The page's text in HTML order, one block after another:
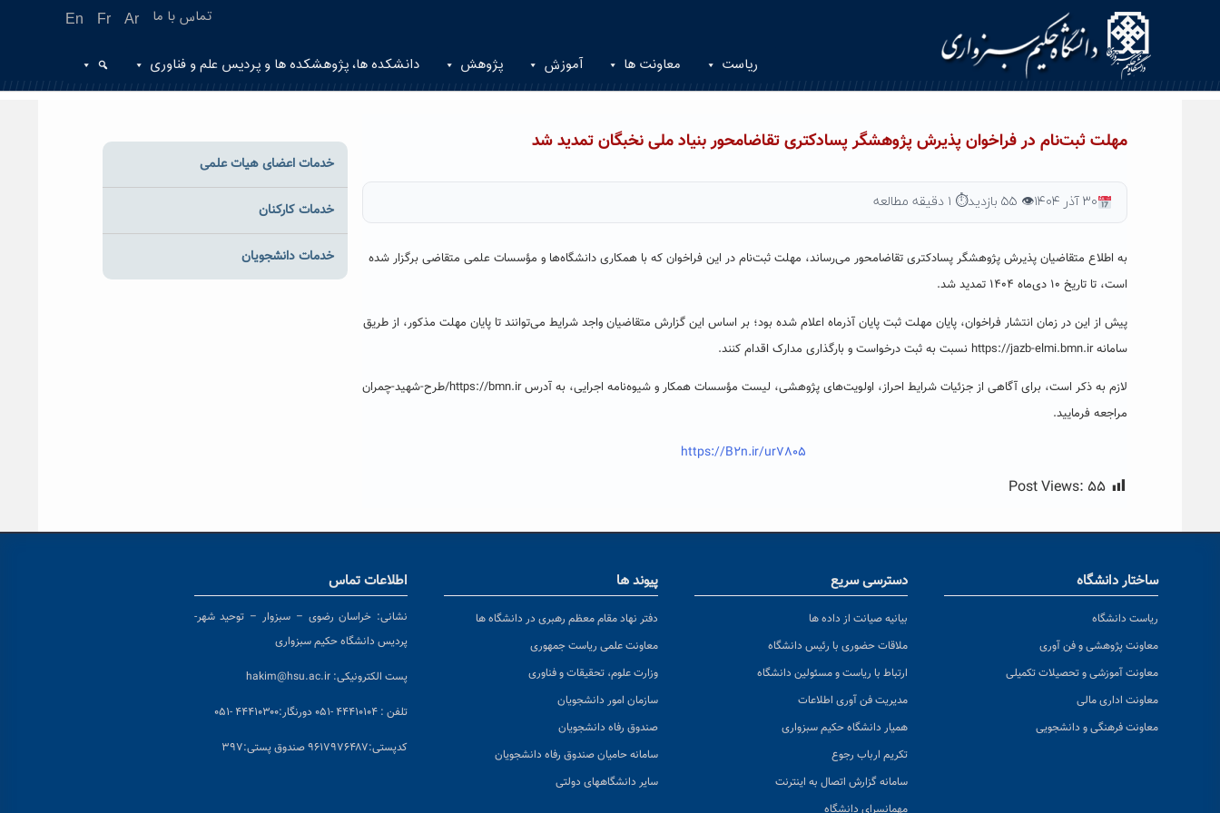
En Fr Ar تماس با ما
ریاست معاونت ها آموزش پژوهش دانشکده ها، پژوهشکده ها و پردیس علم و فناوری
مهلت ثبت‌نام در فراخوان پذیرش پژوهشگر پسادکتری تقاضامحور بنیاد ملی نخبگان تمدید شد
۳۰ آذر ۱۴۰۴ 👁 ۵۵ بازدید ⏱ ۱ دقیقه مطالعه
به اطلاع متقاضیان پذیرش پژوهشگر پسادکتری تقاضامحور می‌رساند، مهلت ثبت‌نام در این فراخوان که با همکاری دانشگاه‌ها و مؤسسات علمی متقاضی برگزار شده
است، تا تاریخ ۱۰ دی‌ماه ۱۴۰۴ تمدید شد.
پیش از این در زمان انتشار فراخوان، پایان مهلت ثبت پایان آذرماه اعلام شده بود؛ بر اساس این گزارش متقاضیان واجد شرایط می‌توانند تا پایان مهلت مذکور، از طریق
سامانه https://jazb-elmi.bmn.ir نسبت به ثبت درخواست و بارگذاری مدارک اقدام کنند.
لازم به ذکر است، برای آگاهی از جزئیات شرایط احراز، اولویت‌های پژوهشی، لیست مؤسسات همکار و شیوه‌نامه اجرایی، به آدرس https://bmn.ir/طرح-شهید-چمران
مراجعه فرمایید.
https://B2n.ir/ur7805
Post Views: ۵۵
خدمات اعضای هیات علمی
خدمات کارکنان
خدمات دانشجویان
ساختار دانشگاه
ریاست دانشگاه
معاونت پژوهشی و فن آوری
معاونت آموزشی و تحصیلات تکمیلی
معاونت اداری مالی
معاونت فرهنگی و دانشجویی
دسترسی سریع
بیانیه صیانت از داده ها
ملاقات حضوری با رئیس دانشگاه
ارتباط با ریاست و مسئولین دانشگاه
مدیریت فن آوری اطلاعات
همیار دانشگاه حکیم سبزواری
تکریم ارباب رجوع
سامانه گزارش اتصال به اینترنت
مهمانسرای دانشگاه
پیوند ها
دفتر نهاد مقام معظم رهبری در دانشگاه ها
معاونت علمی ریاست جمهوری
وزارت علوم، تحقیقات و فناوری
سازمان امور دانشجویان
صندوق رفاه دانشجویان
سامانه حامیان صندوق رفاه دانشجویان
سایر دانشگاههای دولتی
اطلاعات تماس
نشانی: خراسان رضوی – سبزوار – توحید شهر-
پردیس دانشگاه حکیم سبزواری
پست الکترونیکی: hakim@hsu.ac.ir
تلفن : ۴۴۴۱۰۱۰۴ -۰۵۱ دورنگار:۴۴۴۱۰۳۰۰ -۰۵۱
کدپستی:۹۶۱۷۹۷۶۴۸۷ صندوق پستی:۳۹۷